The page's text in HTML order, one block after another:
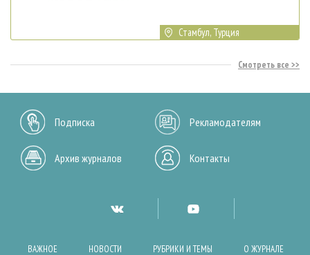
Стамбул, Турция
Смотреть все
Подписка Рекламодателям
Архив журналов Контакты
ВАЖНОЕ НОВОСТИ РУБРИКИ И ТЕМЫ О ЖУРНАЛЕ